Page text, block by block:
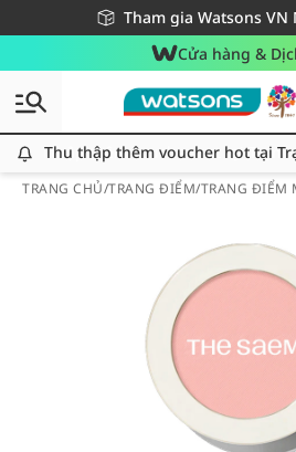
Tham gia Watsons VN
Miễn phí giao hàng cho
Giao hàng nhanh 24h - Áp dụng
Cửa hàng &
Thu thập
Thu thập thêm voucher hot tại
TRANG CHỦ/TRANG ĐIỂM/TRANG ĐIỂM